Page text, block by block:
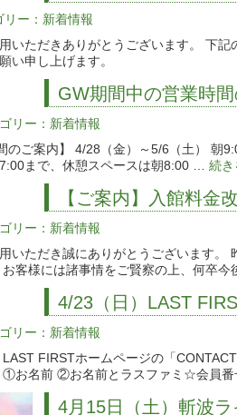
ー： 新着情報
いただきありがとうございます。 下
い申し上げます。
GW期間中の営業時
リー： 新着情報
のご案内】 4/28（金）～5/6（土）
まで、休憩スペースは朝8:00 … 続き
【ご案内】入館料金
リー： 新着情報
いただき誠にありがとうございます
客様には諸事情をご賢察の上、何卒
4/23（日）LAST
リー： 新着情報
LAST FIRSTホームページの「
①お名前 ②お名前とラスファミ☆会員
4月15日（土）斬波